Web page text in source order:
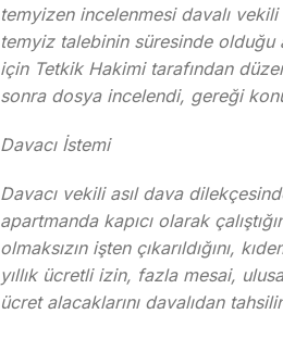
temyizen incelenmesi davalı
temyiz talebinin süresinde olduğu
için Tetkik Hakimi tarafından
sonra dosya incelendi, gereği
Davacı İstemi
Davacı vekili asıl dava
apartmanda kapıcı olarak
olmaksızın işten çıkarıldığını,
yıllık ücretli izin, fazla mesai,
ücret alacaklarını davalıdan